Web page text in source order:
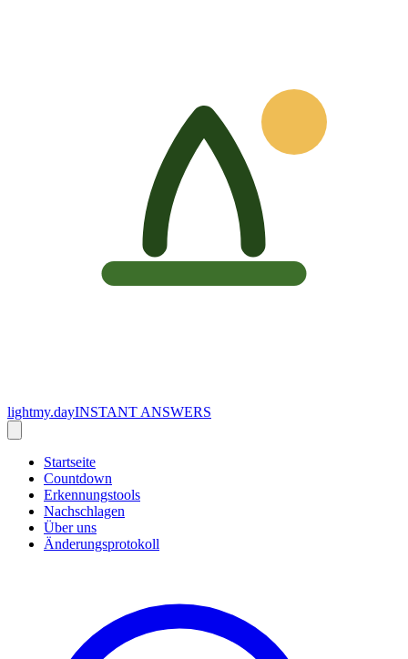
lightmy.dayINSTANT ANSWERS
Startseite
Countdown
Erkennungstools
Nachschlagen
Über uns
Änderungsprotokoll